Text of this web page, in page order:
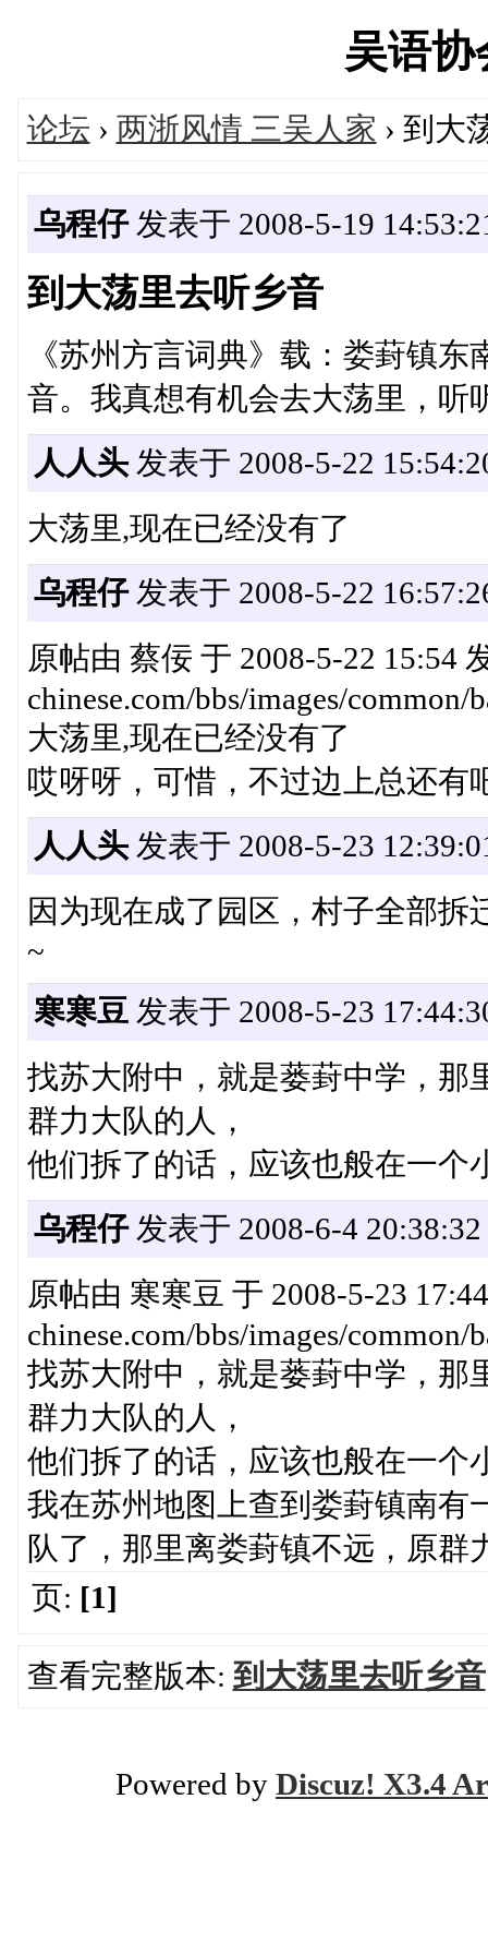
吴语
论坛 › 两浙风情 三吴人家 › 到大
乌程仔发表于 2008-5-19
到大荡里去听乡音
《苏州方言词典》载：娄葑镇
音。我真想有机会去大荡里，听
人人头发表于 2008-5-22
大荡里,现在已经没有了
乌程仔发表于 2008-5-22
原帖由 蔡佞 于 2008-5-22 15:54
chinese.com/bbs/images/common/
大荡里,现在已经没有了
哎呀呀，可惜，不过边上总还有
人人头发表于 2008-5-23
因为现在成了园区，村子全部
~
寒寒豆发表于 2008-5-23
找苏大附中，就是蒌葑中学，那
群力大队的人，
他们拆了的话，应该也般在一个
乌程仔发表于 2008-6-4 20:38:32
原帖由 寒寒豆 于 2008-5-23
chinese.com/bbs/images/common/
找苏大附中，就是蒌葑中学，那
群力大队的人，
他们拆了的话，应该也般在一个
我在苏州地图上查到娄葑镇南有
队了，那里离娄葑镇不远，原群
页: [1]
查看完整版本: 到大荡里去听乡音
Powered by Discuz! X3.4